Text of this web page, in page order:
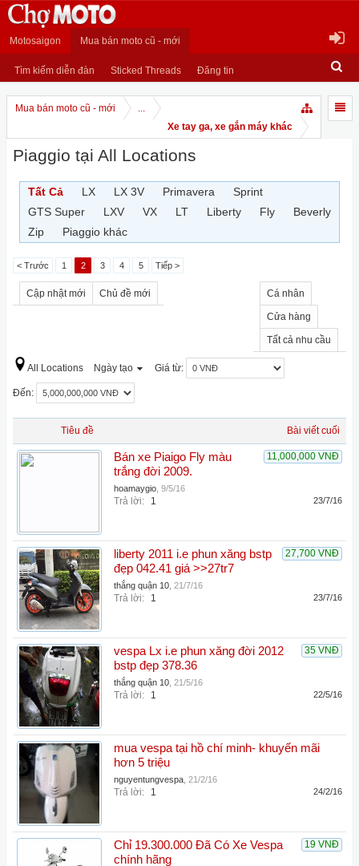
Motosaigon Mua bán moto cũ - mới
Tìm kiếm diễn đàn Sticked Threads Đăng tin
Mua bán moto cũ - mới
...
Xe tay ga, xe gắn máy khác
Piaggio tại All Locations
Tất Cả LX LX 3V Primavera
Sprint
GTS Super
LXV VX LT Liberty Fly
Beverly
Zip
Piaggio khác
< Trước 1 2 3 4 5 Tiếp >
Cập nhật mới Chủ đề mới Cá nhân
Cửa hàng
Tất cả nhu cầu
All Locations Ngày tạo Giá từ:
Đến:
Tiêu đề Bài viết cuối
11,000,000 VNĐ
Bán xe Piaigo Fly màu
trắng đời 2009.
hoamaygio 9/5/16
Trả lời: 1 23/7/16
27,700 VNĐ
liberty 2011 i.e phun xăng bstp
đẹp 042.41 giá >>27tr7
thắng quận 10 21/7/16
Trả lời: 1 23/7/16
35 VNĐ
vespa Lx i.e phun xăng đời 2012
bstp đẹp 378.36
thắng quận 10 21/5/16
Trả lời: 1 22/5/16
mua vespa tại hồ chí minh- khuyến mãi
hơn 5 triệu
nguyentungvespa 21/2/16
Trả lời: 1 24/2/16
19 VNĐ
Chỉ 19.300.000 Đã Có Xe Vespa
chính hãng